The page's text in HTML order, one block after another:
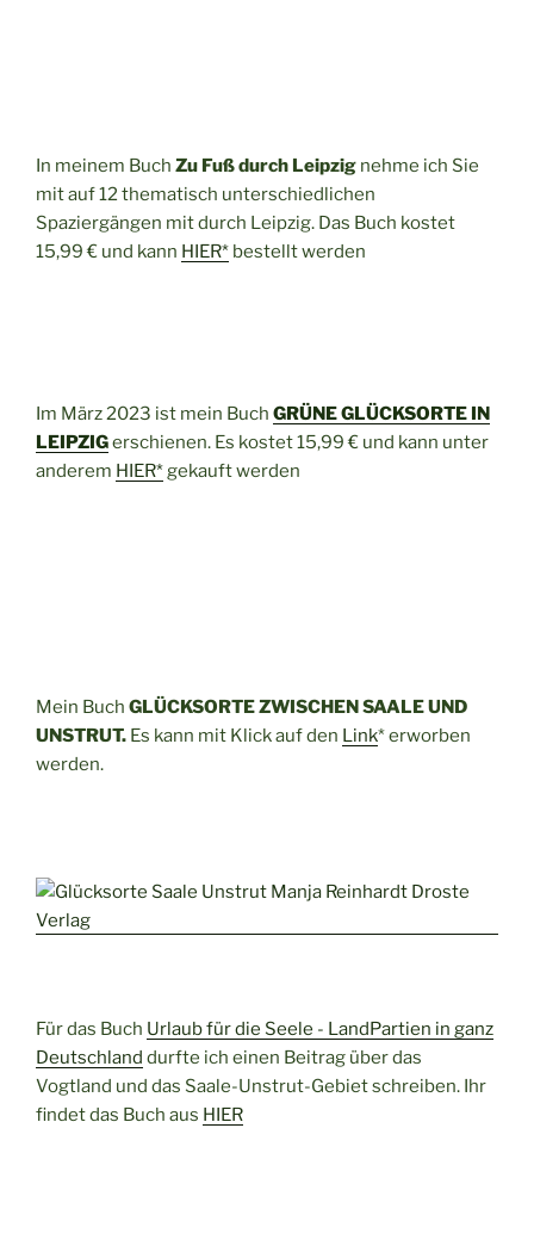
In meinem Buch Zu Fuß durch Leipzig nehme ich Sie
mit auf 12 thematisch unterschiedlichen
Spaziergängen mit durch Leipzig. Das Buch kostet
15,99 € und kann HIER* bestellt werden
Im März 2023 ist mein Buch GRÜNE GLÜCKSORTE IN
LEIPZIGerschienen. Es kostet 15,99 € und kann unter
anderem HIER*gekauft werden
Mein Buch GLÜCKSORTE ZWISCHEN SAALE UND
UNSTRUT. Es kann mit Klick auf den Link* erworben
werden.
Für das Buch Urlaub für die Seele - LandPartien in ganz
Deutschland durfte ich einen Beitrag über das
Vogtland und das Saale-Unstrut-Gebiet schreiben. Ihr
findet das Buch aus HIER